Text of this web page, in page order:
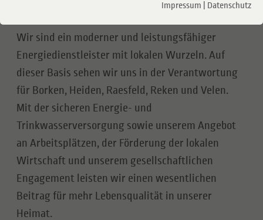
Impressum Datenschutz
Wir sind ein moderner und leistungsfähiger
Energiedienstleister mit lokalen Wurzeln. Auf
dieser Basis sehen wir uns in der Verantwortung
für Borken, Heiden, Raesfeld, Reken und Velen.
Mit der sicheren Energie- und
Trinkwasserversorgung sowie unserem Angebot
an Arbeitsplätzen, der Förderung der lokalen
Wirtschaft und unserem gesellschaftlichen
Engagement leisten wir einen wesentlichen
Beitrag für mehr Lebensqualität in unserer
Heimat.